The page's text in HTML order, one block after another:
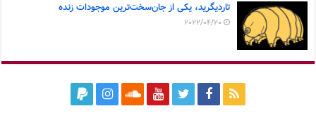
تاردیگرید، یکی از جان‌سخت‌ترین موجودات زنده
2022/04/20